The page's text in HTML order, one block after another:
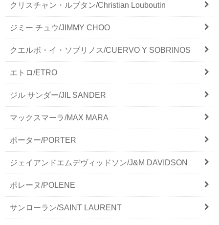
クリスチャン・ルブタン/Christian Louboutin
ジミー チュウ/JIMMY CHOO
クエルボ・イ・ソブリノス/CUERVO Y SOBRINOS
エトロ/ETRO
ジル サンダー/JIL SANDER
マックスマーラ/MAX MARA
ポーター/PORTER
ジェイアンドエムデヴィッドソン/J&M DAVIDSON
ポレーヌ/POLENE
サンローラン/SAINT LAURENT